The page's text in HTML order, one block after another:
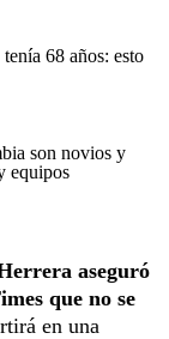
68 años: esto
son novios y
equipos
aseguró
que no se
en una